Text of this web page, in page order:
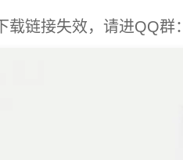
载链接失效，请进QQ群：